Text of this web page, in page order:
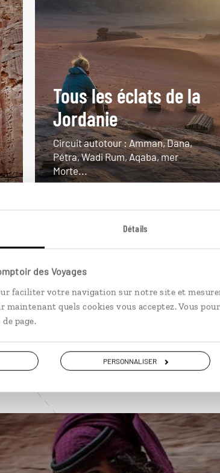
Détails
des Voyages
faciliter votre navigation sur notre site et
maintenant quels cookies vous acceptez. Vous
page.
PERSONNALISER
Tous les éclats de la
Jordanie
Circuit autotour : Amman, Dana,
Pétra, Wadi Rum, Aqaba, mer
Morte...
à partir de 3250€
VOIR NOS 6 IDÉES DE VOYAGE EN JORDANIE